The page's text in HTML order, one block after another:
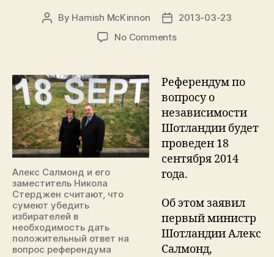
Post
By Hamish McKinnon
Post2013-03-23
No Commentson
независимости
18
сентября
2014
Алекс Салмонд и его
заместитель Никола
Стерджен считают, что
сумеют убедить
избирателей в
необходимость дать
положительный ответ на
вопрос референдума
Референдум по
вопросу о
независимости
Шотландии будет
проведен 18
сентября 2014
года.
Об этом заявил
первый министр
Шотландии Алекс
Салмонд,